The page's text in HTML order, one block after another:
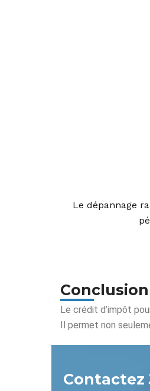
Le dépannage
Le crédit d’impôt
Il permet non
Contactez